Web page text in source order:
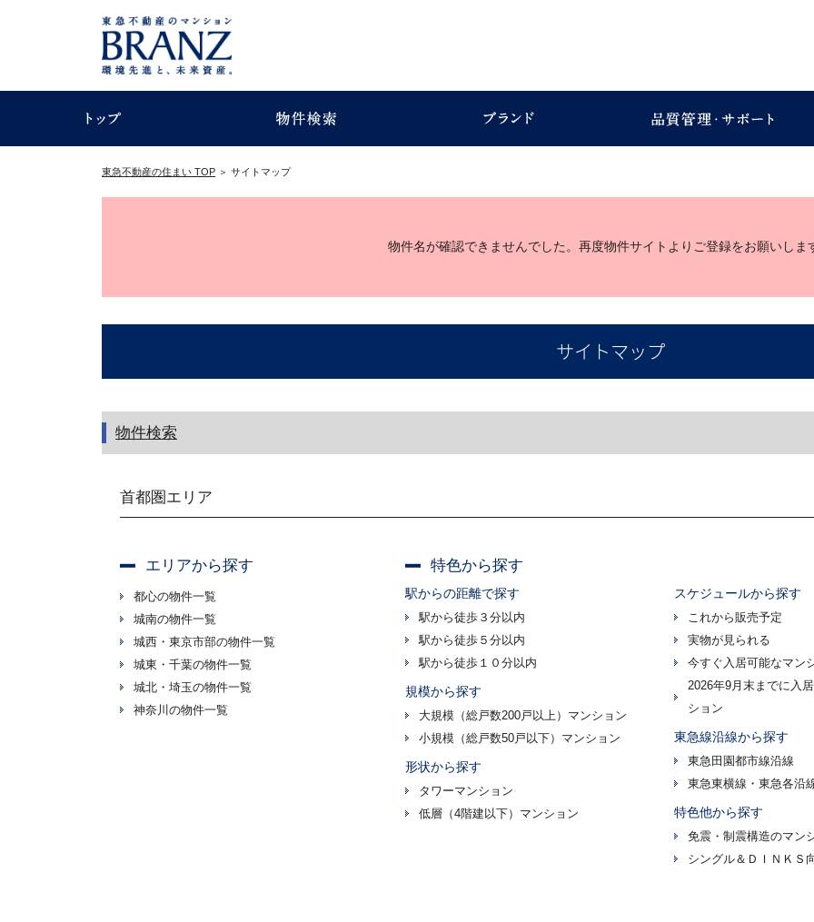
東急不動産の住まい TOP ＞ サイトマップ
物件名が確認できませんでした。再度物件サイトよりご登録をお願いしま
サイトマップ
物件検索
首都圏エリア
エリアから探す
都心の物件一覧
城南の物件一覧
城西・東京市部の物件一覧
城東・千葉の物件一覧
城北・埼玉の物件一覧
神奈川の物件一覧
特色から探す
駅からの距離で探す
駅から徒歩３分以内
駅から徒歩５分以内
駅から徒歩１０分以内
スケジュールから探す
これから販売予定
実物が見られる
今すぐ入居可能なマン
2026年9月末までに入
ション
規模から探す
大規模（総戸数200戸以上）マンション
小規模（総戸数50戸以下）マンション
東急線沿線から探す
東急田園都市線沿線
東急東横線・東急各沿
形状から探す
タワーマンション
低層（4階建以下）マンション
特色他から探す
免震・制震構造のマン
シングル＆ＤＩＮＫＳ